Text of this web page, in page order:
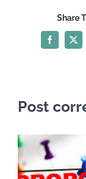
Share
Facebook
X
Post